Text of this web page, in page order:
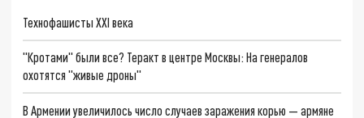
Технофашисты XXI века
"Кротами" были все? Теракт в центре Москвы: На генералов
охотятся "живые дроны"
В Армении увеличилось число случаев заражения корью — армяне